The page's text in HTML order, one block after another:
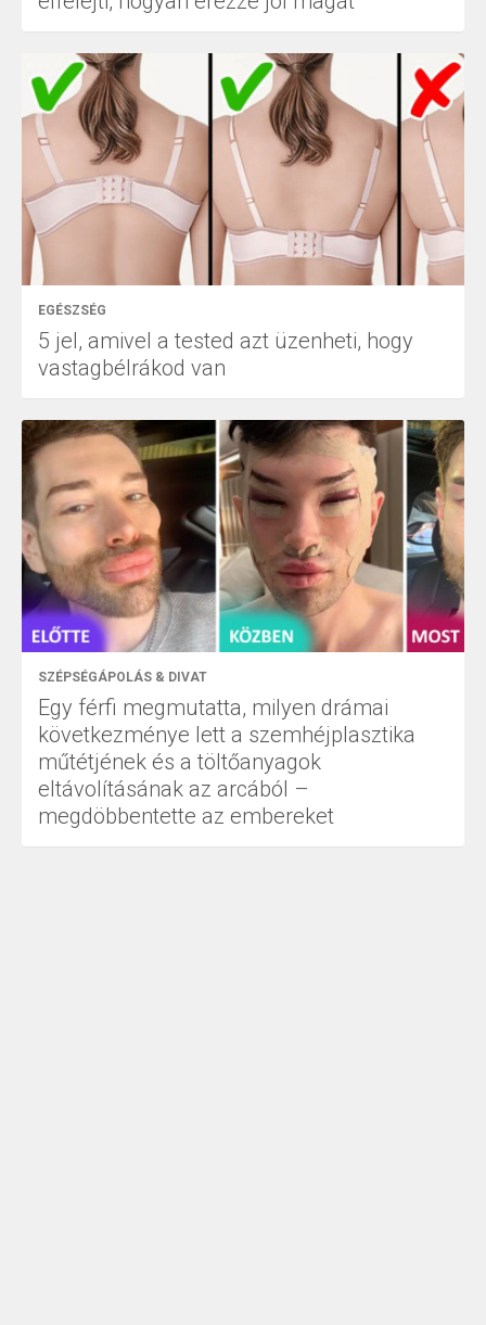
EGÉSZSÉG
5 jel, amivel a tested azt üzenheti, hogy
vastagbélrákod van
SZÉPSÉGÁPOLÁS & DIVAT
Egy férfi megmutatta, milyen drámai
következménye lett a szemhéjplasztika
műtétjének és a töltőanyagok
eltávolításának az arcából –
megdöbbentette az embereket